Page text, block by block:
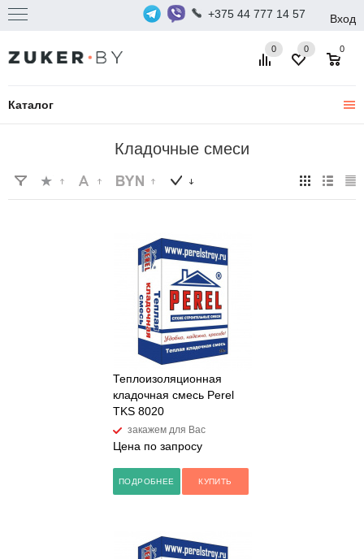
+375 44 777 14 57 Вход
Каталог
0 0
0
Кладочные смеси
Теплоизоляционная
кладочная смесь Perel
TKS 8020
закажем для Вас
Цена по запросу
ПОДРОБНЕЕ КУПИТЬ